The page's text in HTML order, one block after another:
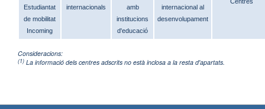
Estudiantat
de mobilitat
Incoming
internacionals
amb
institucions
d'educació
internacional al
desenvolupament
Consideracions:
(1) La informació dels centres adscrits no està inclosa a la resta d'apartats.